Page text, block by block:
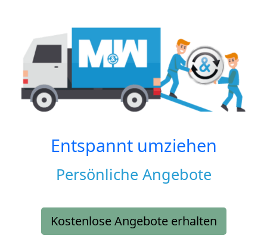
Entspannt umziehen
Persönliche Angebote
Kostenlose Angebote erhalten